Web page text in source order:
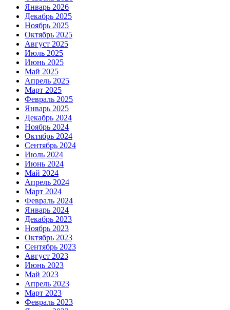
Январь 2026
Декабрь 2025
Ноябрь 2025
Октябрь 2025
Август 2025
Июль 2025
Июнь 2025
Май 2025
Апрель 2025
Март 2025
Февраль 2025
Январь 2025
Декабрь 2024
Ноябрь 2024
Октябрь 2024
Сентябрь 2024
Июль 2024
Июнь 2024
Май 2024
Апрель 2024
Март 2024
Февраль 2024
Январь 2024
Декабрь 2023
Ноябрь 2023
Октябрь 2023
Сентябрь 2023
Август 2023
Июнь 2023
Май 2023
Апрель 2023
Март 2023
Февраль 2023